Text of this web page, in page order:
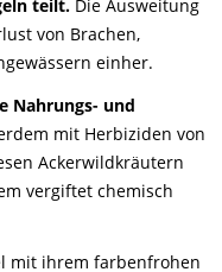
teilt. Die Ausweitung
von Brachen,
einher.
Nahrungs- und
mit Herbiziden von
Ackerwildkräutern
vergiftet chemisch
mit ihrem farbenfrohen